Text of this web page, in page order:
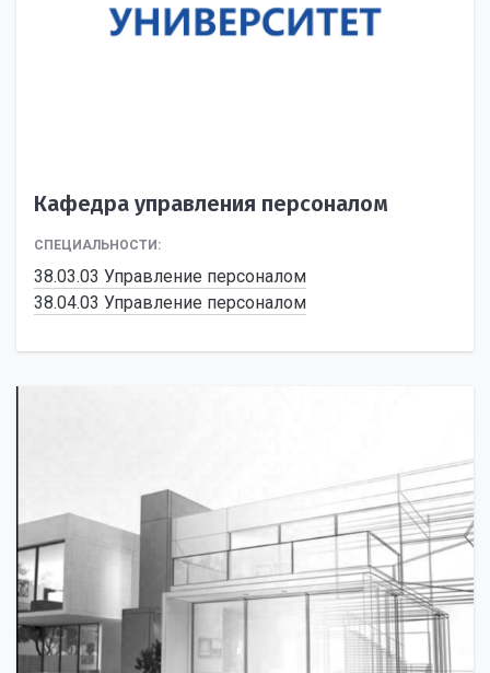
Кафедра управления персоналом
СПЕЦИАЛЬНОСТИ:
38.03.03 Управление персоналом
38.04.03 Управление персоналом